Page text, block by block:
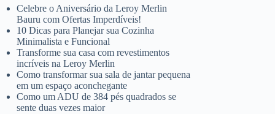
Celebre o Aniversário da Leroy Merlin
Bauru com Ofertas Imperdíveis!
10 Dicas para Planejar sua Cozinha
Minimalista e Funcional
Transforme sua casa com revestimentos
incríveis na Leroy Merlin
Como transformar sua sala de jantar pequena
em um espaço aconchegante
Como um ADU de 384 pés quadrados se
sente duas vezes maior